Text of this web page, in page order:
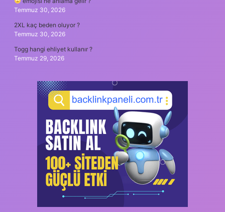
Temmuz 30, 2026
2XL kaç beden oluyor ?
Temmuz 30, 2026
Togg hangi ehliyet kullanır ?
Temmuz 29, 2026